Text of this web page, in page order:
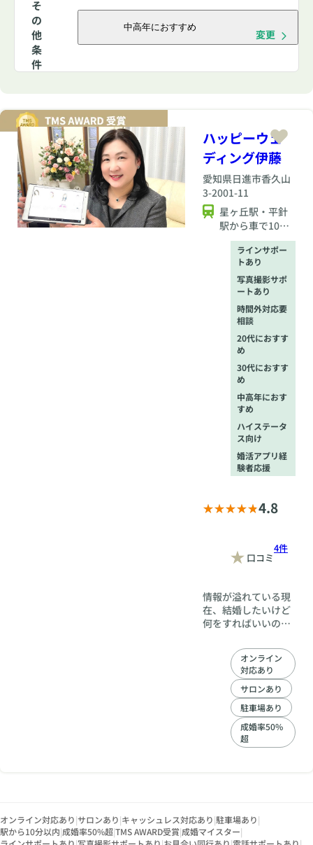
そ
の
他
条
件
中高年におすすめ
変更
ハッピーウェ
ディング伊藤
愛知県日進市香久山
3-2001-11
星ヶ丘駅・平針
駅から車で10分
（駅までの送迎
可）、名鉄バス
門木バス停から
徒歩1分
ラインサポー
トあり
写真撮影サポ
ートあり
時間外対応要
相談
20代におすす
め
30代におすす
め
中高年におす
すめ
ハイステータ
ス向け
婚活アプリ経
験者応援
4.8
口コミ
4件
情報が溢れている現
在、結婚したいけど
何をすればいいのか
疲れをしている方も
多くいらっしゃるこ
とでしょう。 ハッピ
ーウェディング伊藤
では100％あなたの
味方となり、アドバ
イザー歴18年の経験
とTMSによる最新の
オンライン
対応あり
サロンあり
駐車場あり
成婚率50%
超
オンライン対応あり|サロンあり|キャッシュレス対応あり|駐車場あり|
駅から10分以内|成婚率50%超|TMS AWARD受賞|成婚マイスター|